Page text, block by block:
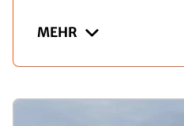
MEHR